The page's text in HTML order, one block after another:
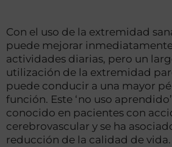
Con el uso de la extremidad
puede mejorar
actividades diarias, pero un
utilización de la extremidad
puede conducir a una mayor
función. Este ‘no uso
conocido en pacientes con
cerebrovascular y se ha
reducción de la calidad de vida.